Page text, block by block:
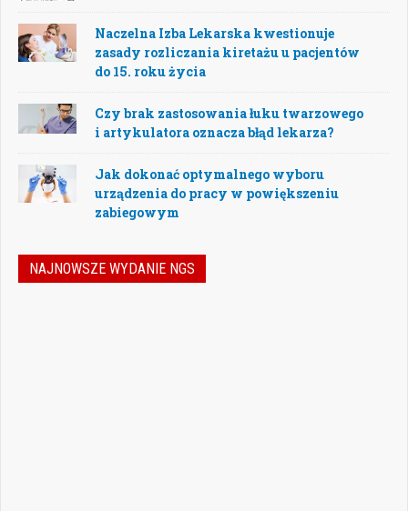
Naczelna Izba Lekarska kwestionuje
zasady rozliczania kiretażu u pacjentów
do 15. roku życia
Czy brak zastosowania łuku twarzowego
i artykulatora oznacza błąd lekarza?
Jak dokonać optymalnego wyboru
urządzenia do pracy w powiększeniu
zabiegowym
NAJNOWSZE WYDANIE NGS